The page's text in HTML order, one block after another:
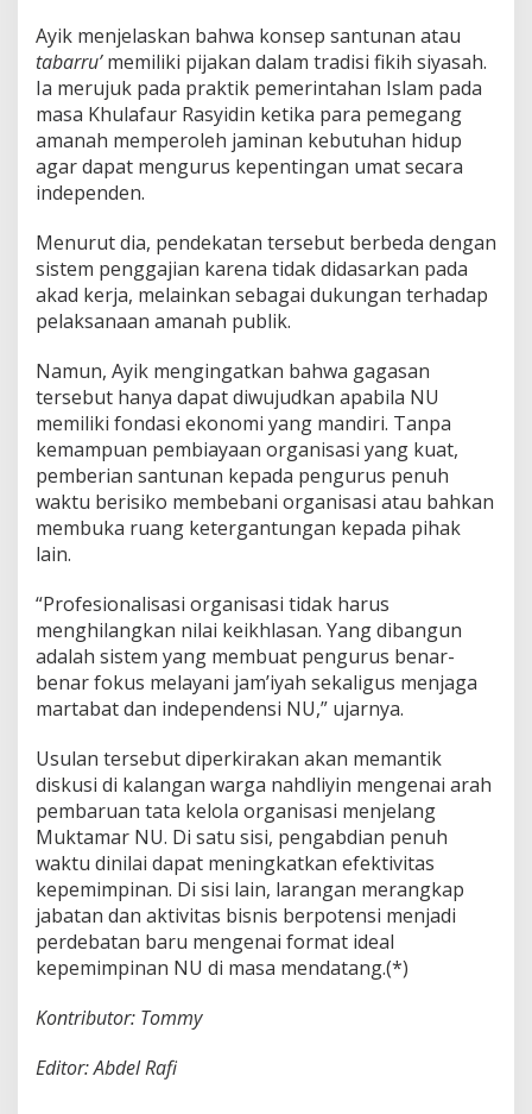
Ayik menjelaskan bahwa konsep santunan atau
tabarru’memiliki pijakan dalam tradisi fikih siyasah.
Ia merujuk pada praktik pemerintahan Islam pada
masa Khulafaur Rasyidin ketika para pemegang
amanah memperoleh jaminan kebutuhan hidup
agar dapat mengurus kepentingan umat secara
independen.
Menurut dia, pendekatan tersebut berbeda dengan
sistem penggajian karena tidak didasarkan pada
akad kerja, melainkan sebagai dukungan terhadap
pelaksanaan amanah publik.
Namun, Ayik mengingatkan bahwa gagasan
tersebut hanya dapat diwujudkan apabila NU
memiliki fondasi ekonomi yang mandiri. Tanpa
kemampuan pembiayaan organisasi yang kuat,
pemberian santunan kepada pengurus penuh
waktu berisiko membebani organisasi atau bahkan
membuka ruang ketergantungan kepada pihak
lain.
“Profesionalisasi organisasi tidak harus
menghilangkan nilai keikhlasan. Yang dibangun
adalah sistem yang membuat pengurus benar-
benar fokus melayani jam’iyah sekaligus menjaga
martabat dan independensi NU,” ujarnya.
Usulan tersebut diperkirakan akan memantik
diskusi di kalangan warga nahdliyin mengenai arah
pembaruan tata kelola organisasi menjelang
Muktamar NU. Di satu sisi, pengabdian penuh
waktu dinilai dapat meningkatkan efektivitas
kepemimpinan. Di sisi lain, larangan merangkap
jabatan dan aktivitas bisnis berpotensi menjadi
perdebatan baru mengenai format ideal
kepemimpinan NU di masa mendatang.(*)
Kontributor: Tommy
Editor: Abdel Rafi